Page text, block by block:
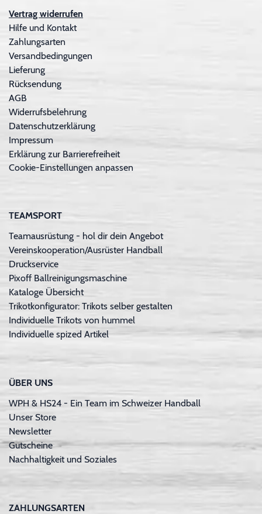
Vertrag widerrufen
Hilfe und Kontakt
Zahlungsarten
Versandbedingungen
Lieferung
Rücksendung
AGB
Widerrufsbelehrung
Datenschutzerklärung
Impressum
Erklärung zur Barrierefreiheit
Cookie-Einstellungen anpassen
TEAMSPORT
Teamausrüstung - hol dir dein Angebot
Vereinskooperation/Ausrüster Handball
Druckservice
Pixoff Ballreinigungsmaschine
Kataloge Übersicht
Trikotkonfigurator: Trikots selber gestalten
Individuelle Trikots von hummel
Individuelle spized Artikel
ÜBER UNS
WPH & HS24 - Ein Team im Schweizer Handball
Unser Store
Newsletter
Gutscheine
Nachhaltigkeit und Soziales
ZAHLUNGSARTEN